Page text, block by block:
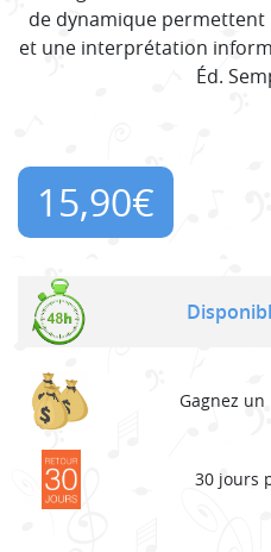
de dynamique
et une interprétation
Éd.
15,90€
Gagnez
30 jours